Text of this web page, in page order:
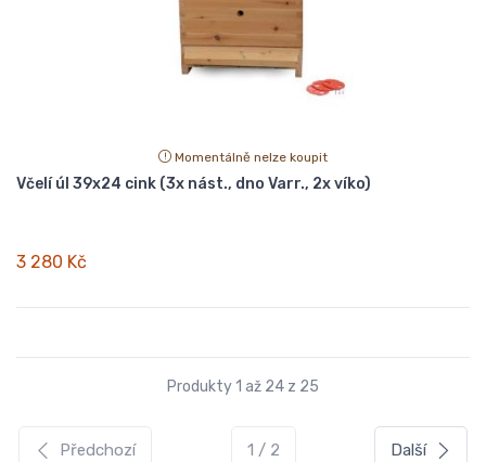
Momentálně nelze koupit
Včelí úl 39x24 cink (3x nást., dno Varr., 2x víko)
3 280 Kč
Produkty 1 až 24 z 25
Předchozí 1 / 2 Další